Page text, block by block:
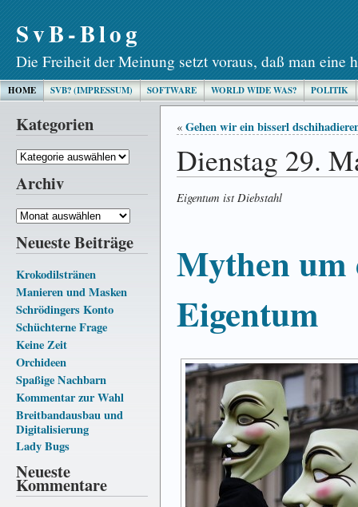
SvB-Blog
Die Freiheit der Meinung setzt voraus, daß man eine
HOME SVB? (IMPRESSUM) SOFTWARE WORLD WIDE WAS? POLITIK
Kategorien
Kategorien
Archiv
Archiv
Neueste Beiträge
Krokodilstränen
Manieren und Masken
Schrödingers Konto
Schüchterne Frage
Keine Zeit
Orchideen
Spaßige Nachbarn
Kommentar zur Wahl
Breitbandausbau und
Digitalisierung
Lady Bugs
Neueste
Kommentare
« Gehen wir ein bisserl
Dienstag 29.
Eigentum ist Diebstahl
Mythen um
Eigentum